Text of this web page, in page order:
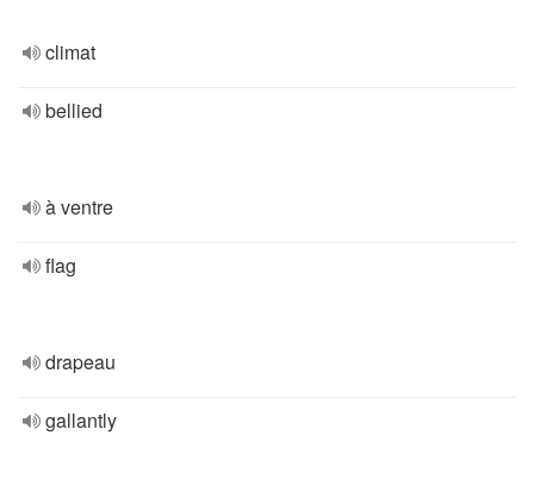
climat
bellied
à ventre
flag
drapeau
gallantly